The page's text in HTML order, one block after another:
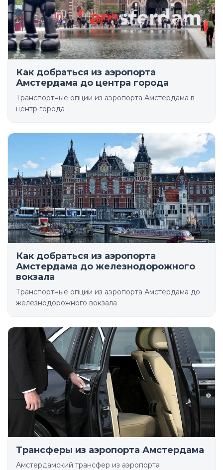
Как добраться из аэропорта
Амстердама до центра города
Транспортные опции из аэропорта Амстердама в
центр города
Как добраться из аэропорта
Амстердама до железнодорожного
вокзала
Транспортные опции из аэропорта Амстердама до
железнодорожного вокзала
Трансферы из аэропорта Амстердама
Амстердамский трансфер из аэропорта